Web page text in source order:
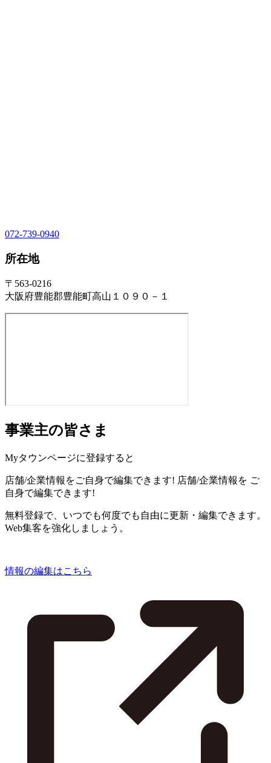
072-739-0940
所在地
〒563-0216
大阪府豊能郡豊能町高山１０９０－１
事業主の皆さま
Myタウンページに登録すると
店舗/企業情報をご自身で編集できます! 店舗/企業情報を ご
自身で編集できます!
無料登録で、いつでも何度でも自由に更新・編集できます。
Web集客を強化しましょう。
情報の編集はこちら